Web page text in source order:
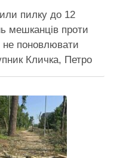
пилку до 12
мешканців проти
не поновлювати
Кличка, Петро
комунікацію
озеленення,
На Теремках у …